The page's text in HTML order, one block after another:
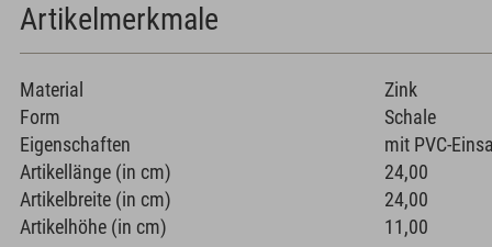
Artikelmerkmale
Material
Zink
Form
Schale
Eigenschaften
mit PVC-
Artikellänge (in cm)
24,00
Artikelbreite (in cm)
24,00
Artikelhöhe (in cm)
11,00